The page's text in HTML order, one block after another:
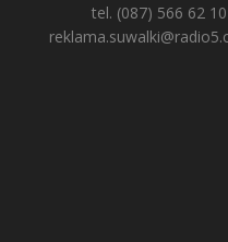
tel. (087) 566 62 10